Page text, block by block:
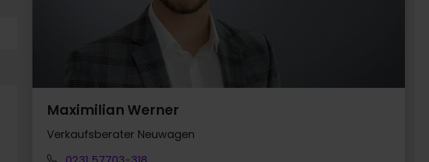
Maximilian Werner
Verkaufsberater Neuwagen